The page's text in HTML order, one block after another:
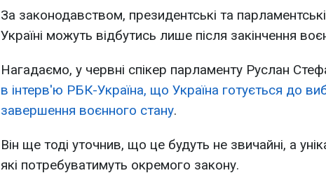
За законодавством, президентські та
Україні можуть відбутись лише після закінчення
Нагадаємо, у червні спікер парламенту Руслан
в інтерв'ю РБК-Україна, що Україна готується до
завершення воєнного стану.
Він ще тоді уточнив, що це будуть не звичайні, а
які потребуватимуть окремого закону.